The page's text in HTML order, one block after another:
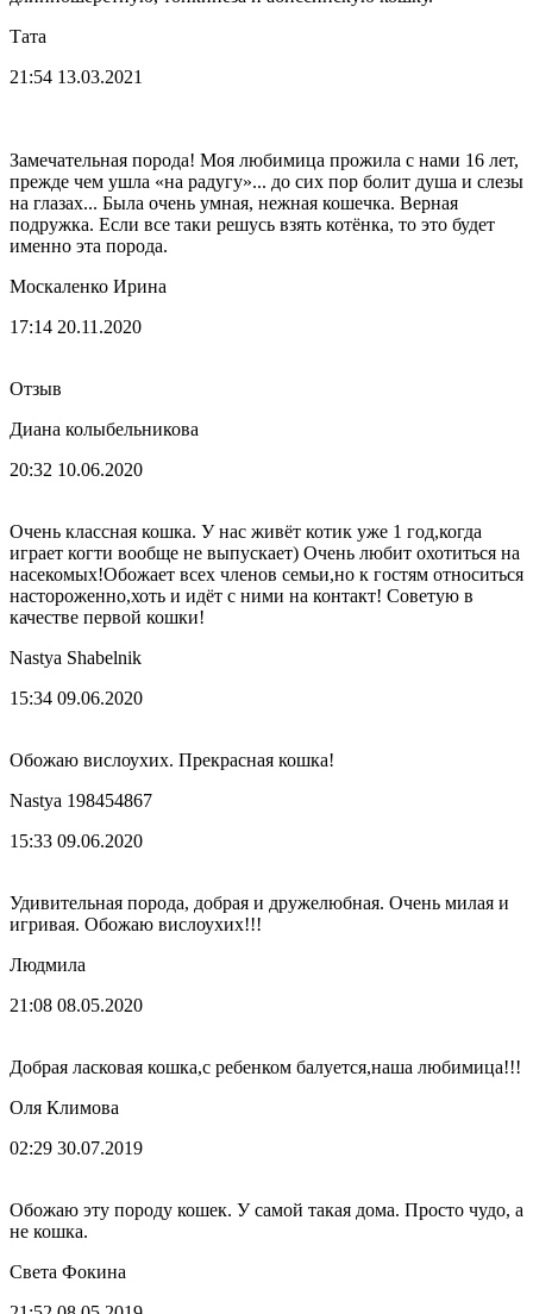
Тата
21:54 13.03.2021
Замечательная порода! Моя любимица прожила с нами 16 лет,
прежде чем ушла «на радугу»... до сих пор болит душа и слезы
на глазах... Была очень умная, нежная кошечка. Верная
подружка. Если все таки решусь взять котёнка, то это будет
именно эта порода.
Москаленко Ирина
17:14 20.11.2020
Отзыв
Диана колыбельникова
20:32 10.06.2020
Очень классная кошка. У нас живёт котик уже 1 год,когда
играет когти вообще не выпускает) Очень любит охотиться на
насекомых!Обожает всех членов семьи,но к гостям относиться
настороженно,хоть и идёт с ними на контакт! Советую в
качестве первой кошки!
Nastya Shabelnik
15:34 09.06.2020
Обожаю вислоухих. Прекрасная кошка!
Nastya 198454867
15:33 09.06.2020
Удивительная порода, добрая и дружелюбная. Очень милая и
игривая. Обожаю вислоухих!!!
Людмила
21:08 08.05.2020
Добрая ласковая кошка,с ребенком балуется,наша любимица!!!
Оля Климова
02:29 30.07.2019
Обожаю эту породу кошек. У самой такая дома. Просто чудо, а
не кошка.
Света Фокина